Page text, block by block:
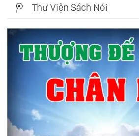
Thư Viện Sách Nói